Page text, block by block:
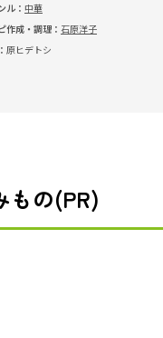
ル： 中華
作成・調理： 石原洋子
原ヒデトシ
もの(PR)